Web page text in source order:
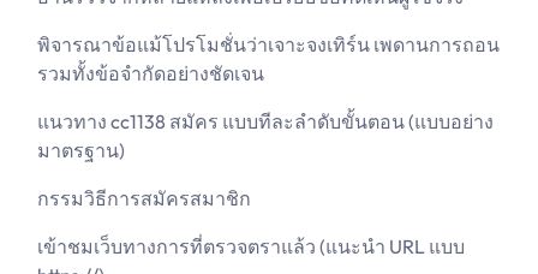
พิจารณาข้อแม้โปรโมชั่นว่าเจาะจงเทิร์น เพดานการถอน
รวมทั้งข้อจำกัดอย่างชัดเจน
แนวทาง cc1138 สมัคร แบบทีละลำดับขั้นตอน (แบบอย่าง
มาตรฐาน)
กรรมวิธีการสมัครสมาชิก
เข้าชมเว็บทางการที่ตรวจตราแล้ว (แนะนำ URL แบบ